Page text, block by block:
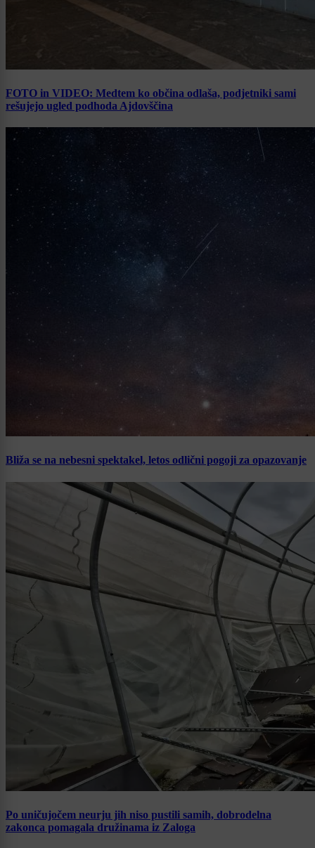
FOTO in VIDEO: Medtem ko občina odlaša, podjetniki sami
rešujejo ugled podhoda Ajdovščina
Bliža se na nebesni spektakel, letos odlični pogoji za opazovanje
Po uničujočem neurju jih niso pustili samih, dobrodelna
zakonca pomagala družinama iz Zaloga